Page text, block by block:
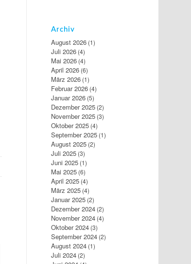
Archiv
August 2026(1)
Juli 2026(4)
Mai 2026(4)
April 2026(6)
März 2026(1)
Februar 2026(4)
Januar 2026(5)
Dezember 2025(2)
November 2025(3)
Oktober 2025(4)
September 2025(1)
August 2025(2)
Juli 2025(3)
Juni 2025(1)
Mai 2025(6)
April 2025(4)
März 2025(4)
Januar 2025(2)
Dezember 2024(2)
November 2024(4)
Oktober 2024(3)
September 2024(2)
August 2024(1)
Juli 2024(2)